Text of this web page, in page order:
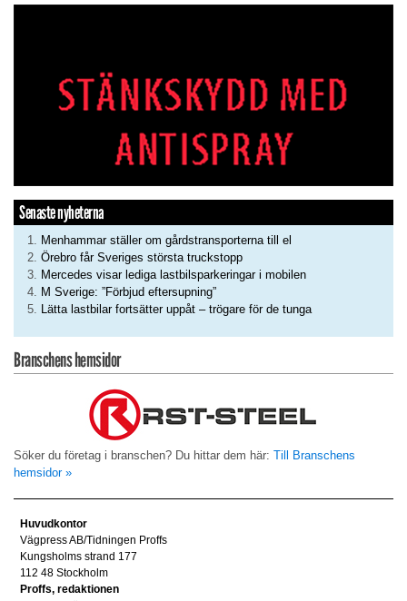
Senaste nyheterna
Menhammar ställer om gårdstransporterna till el
Örebro får Sveriges största truckstopp
Mercedes visar lediga lastbilsparkeringar i mobilen
M Sverige: ”Förbjud eftersupning”
Lätta lastbilar fortsätter uppåt – trögare för de tunga
Branschens hemsidor
Söker du företag i branschen? Du hittar dem här: Till Branschens
hemsidor »
Huvudkontor
Vägpress AB/Tidningen Proffs
Kungsholms strand 177
112 48 Stockholm
Proffs, redaktionen